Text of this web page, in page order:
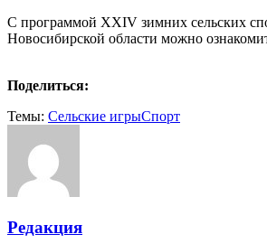
С программой XXIV зимних сельских
Новосибирской области можно
Поделиться:
Темы: Cельские игрыCпорт
Редакция